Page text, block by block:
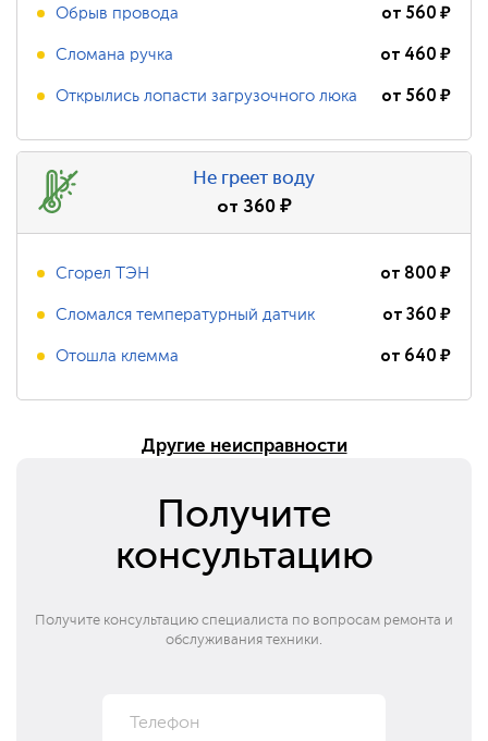
Обрыв провода от 560₽
Сломана ручка от 460₽
Открылись лопасти загрузочного люка от 560₽
Не греет воду
от 360₽
Сгорел ТЭН от 800₽
Сломался температурный датчик от360₽
Отошла клемма от 640₽
Другие неисправности
Получите
консультацию
Получите консультацию специалиста по вопросам ремонта и
обслуживания техники.